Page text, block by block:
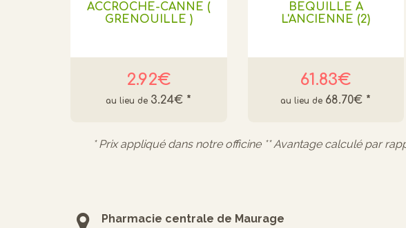
ACCROCHE-CANNE (
GRENOUILLE )
2.92€
3.24€ *
BEQUILLE A
L'ANCIENNE (2)
61.83€
68.70€ *
* Prix appliqué dans notre officine ** Avantage calculé par
Pharmacie centrale de Maurage